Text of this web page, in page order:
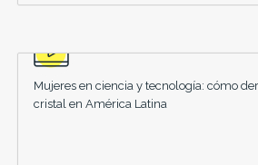
Mujeres en ciencia y tecnología: cómo
cristal en América Latina